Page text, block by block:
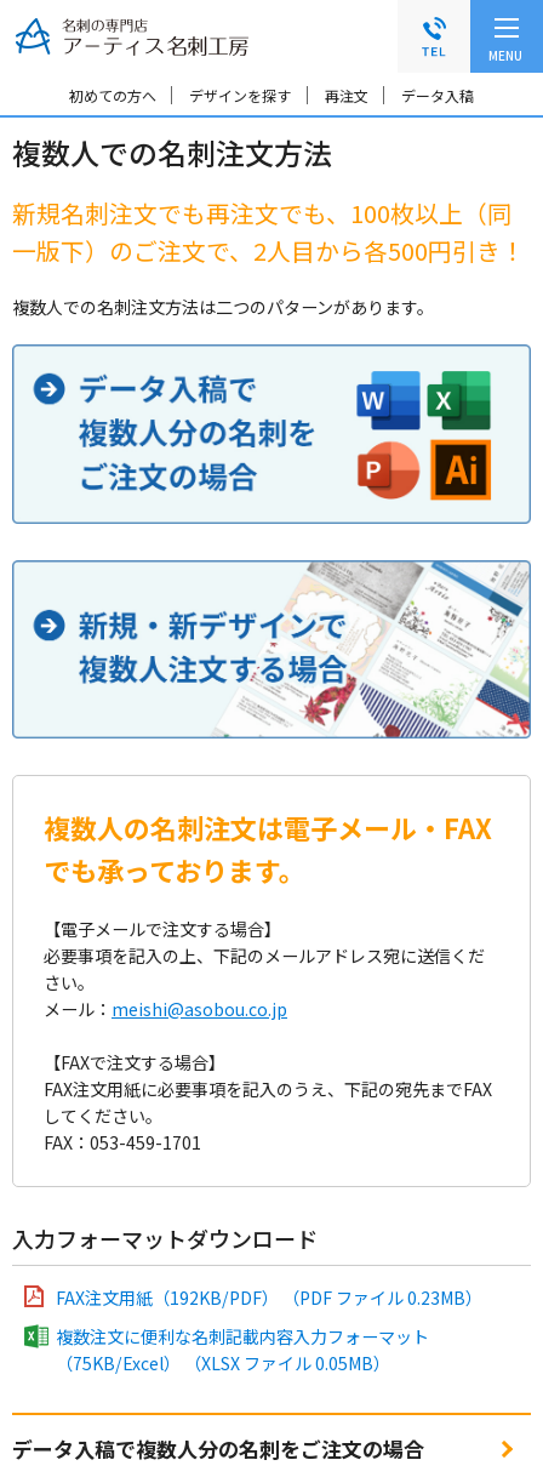
ロ
ル
ナ
ゲ
ー
シ
ン
文ー
ナ
ビ
ー
シ
ョ
へ
ッ
へ
MENU
初めての方へ デザインを探す 再注文 データ入稿
複数人での名刺注文方法
新規名刺注文でも再注文でも、100枚以上（同
一版下）のご注文で、2人目から各500円引き！
複数人での名刺注文方法は二つのパターンがあります。
複数人の名刺注文は電子メール・FAX
でも承っております。
【電子メールで注文する場合】
必要事項を記入の上、下記のメールアドレス宛に送信くだ
さい。
メール： meishi@asobou.co.jp
【FAXで注文する場合】
FAX注文用紙に必要事項を記入のうえ、下記の宛先までFAX
してください。
FAX：053-459-1701
入力フォーマットダウンロード
FAX注文用紙（192KB/PDF） （PDF ファイル 0.23MB）
複数注文に便利な名刺記載内容入力フォーマット
（75KB/Excel） （XLSX ファイル 0.05MB）
データ入稿で複数人分の名刺をご注文の場合